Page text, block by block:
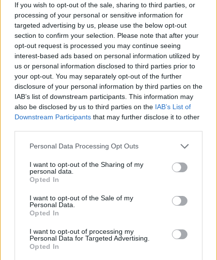
If you wish to opt-out of the sale, sharing to third parties, or
processing of your personal or sensitive information for
targeted advertising by us, please use the below opt-out
section to confirm your selection. Please note that after your
opt-out request is processed you may continue seeing
interest-based ads based on personal information utilized by
us or personal information disclosed to third parties prior to
your opt-out. You may separately opt-out of the further
disclosure of your personal information by third parties on the
IAB’s list of downstream participants. This information may
also be disclosed by us to third parties on the IAB’s List of
Downstream Participants that may further disclose it to other
Personal Data Processing Opt Outs
I want to opt-out of the Sharing of my
personal data.
Opted In
I want to opt-out of the Sale of my
Personal Data.
Opted In
I want to opt-out of processing my
Personal Data for Targeted Advertising.
Opted In
Τριπόλεως – Σπάρτης. Επιχείρησαν 5
#πυροσβέστεςμε 2 οχήματα.
— Πυροσβεστικό Σώμα (@pyrosvestiki)January 24, 2026
Διάβασε σχετικά
Θανατηφόρο τροχαίο στην Εθνική Οδό
Πάτρας-Τρίπολης
Τροχαίο στην Αθηνών - Κορίνθου με έναν
τραυματία
ΑSTERAS AKTOR - AEK
Τρίπολη: Δείτε ποιο τμήμα της οδού
Καραϊσκάκη είναι κλειστό και γιατί
Κόρινθος: Σπείρα ανηλίκων αφαιρούσε
Τροχαίο ατύχημα στα Δολιανά